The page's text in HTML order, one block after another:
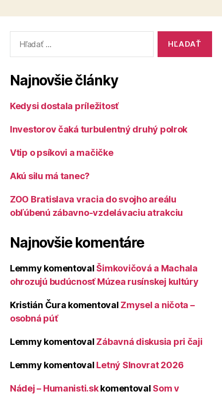
Najnovšie články
Kedysi dostala príležitosť
Investorov čaká turbulentný druhý polrok
Vtip o psíkovi a mačičke
Akú silu má tanec?
ZOO Bratislava vracia do svojho areálu
obľúbenú zábavno-vzdelávaciu atrakciu
Najnovšie komentáre
Lemmy komentoval Šimkovičová a Machala
ohrozujú budúcnosť Múzea rusínskej kultúry
Kristián Čura komentoval Zmysel a ničota –
osobná púť
Lemmy komentoval Zábavná diskusia pri čaji
Lemmy komentoval Letný Slnovrat 2026
Nádej – Humanisti.skkomentoval Som v